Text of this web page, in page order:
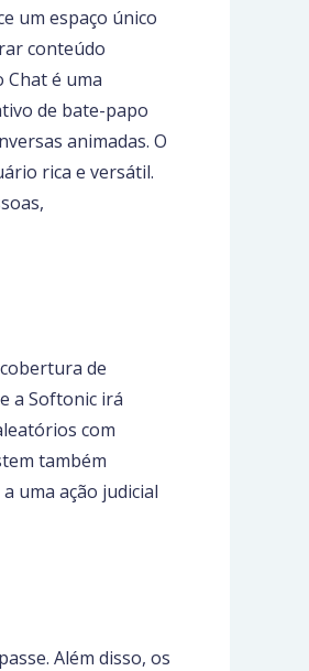
um espaço único
conteúdo
Chat é uma
de bate-papo
animadas. O
rica e versátil.
de
a Softonic irá
com
também
uma ação judicial
Além disso, os